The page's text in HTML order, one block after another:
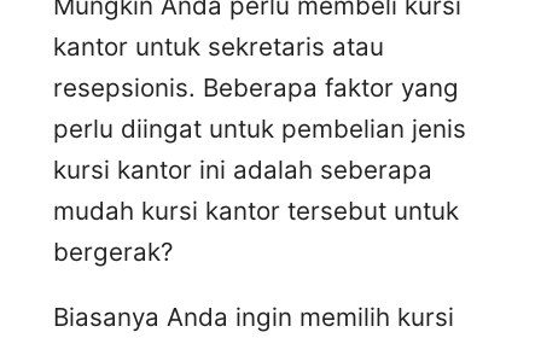
kantor untuk sekretaris atau
resepsionis. Beberapa faktor yang
perlu diingat untuk pembelian jenis
kursi kantor ini adalah seberapa
mudah kursi kantor tersebut untuk
bergerak?
Biasanya Anda ingin memilih kursi